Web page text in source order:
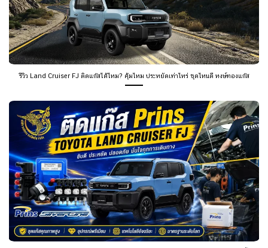
รีวิว Land Cruiser FJ ติดแก๊สได้ไหม? คุ้มไหม ประหยัดเท่าไหร่ ชุดไหนดี หงษ์ทองแก๊ส